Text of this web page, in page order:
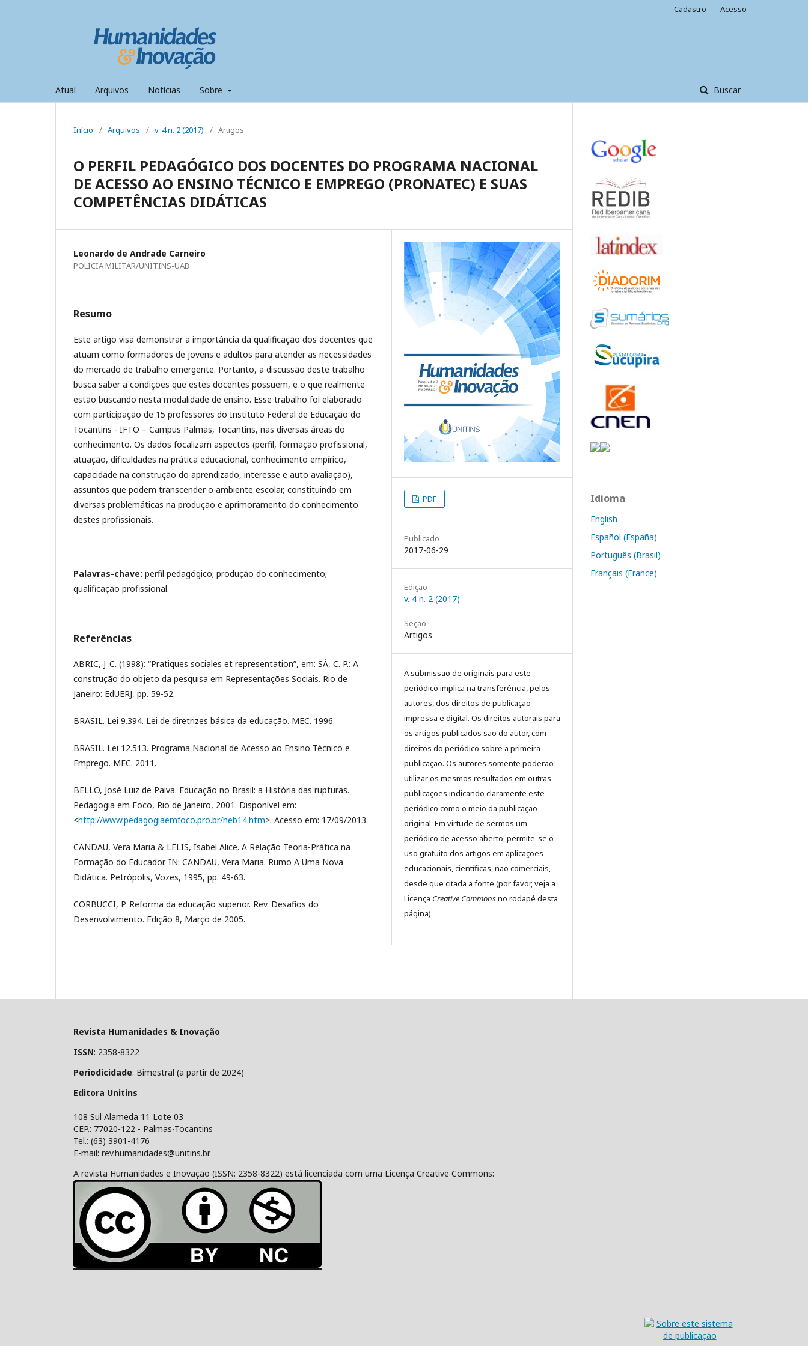
Atual Arquivos Notícias Sobre Buscar
Cadastro Acesso
Início / Arquivos / v. 4 n. 2 (2017) / Artigos
O PERFIL PEDAGÓGICO DOS DOCENTES DO PROGRAMA NACIONAL
DE ACESSO AO ENSINO TÉCNICO E EMPREGO (PRONATEC) E SUAS
COMPETÊNCIAS DIDÁTICAS
Leonardo de Andrade Carneiro
POLICIA MILITAR/UNITINS-UAB
Resumo
Este artigo visa demonstrar a importância da qualificação dos docentes que
atuam como formadores de jovens e adultos para atender as necessidades
do mercado de trabalho emergente. Portanto, a discussão deste trabalho
busca saber a condições que estes docentes possuem, e o que realmente
estão buscando nesta modalidade de ensino. Esse trabalho foi elaborado
com participação de 15 professores do Instituto Federal de Educação do
Tocantins - IFTO – Campus Palmas, Tocantins, nas diversas áreas do
conhecimento. Os dados focalizam aspectos (perfil, formação profissional,
atuação, dificuldades na prática educacional, conhecimento empírico,
capacidade na construção do aprendizado, interesse e auto avaliação),
assuntos que podem transcender o ambiente escolar, constituindo em
diversas problemáticas na produção e aprimoramento do conhecimento
destes profissionais.
Palavras-chave: perfil pedagógico; produção do conhecimento;
qualificação profissional.
Referências
ABRIC, J .C. (1998): “Pratiques sociales et representation”, em: SÁ, C. P.: A
construção do objeto da pesquisa em Representações Sociais. Rio de
Janeiro: EdUERJ, pp. 59-52.
BRASIL. Lei 9.394. Lei de diretrizes básica da educação. MEC. 1996.
BRASIL. Lei 12.513. Programa Nacional de Acesso ao Ensino Técnico e
Emprego. MEC. 2011.
BELLO, José Luiz de Paiva. Educação no Brasil: a História das rupturas.
Pedagogia em Foco, Rio de Janeiro, 2001. Disponível em:
<http://www.pedagogiaemfoco.pro.br/heb14.htm>. Acesso em: 17/09/2013.
CANDAU, Vera Maria & LELIS, Isabel Alice. A Relação Teoria-Prática na
Formação do Educador. IN: CANDAU, Vera Maria. Rumo A Uma Nova
Didática. Petrópolis, Vozes, 1995, pp. 49-63.
CORBUCCI, P. Reforma da educação superior. Rev. Desafios do
Desenvolvimento. Edição 8, Março de 2005.
PDF
Publicado
2017-06-29
Edição
v. 4 n. 2 (2017)
Seção
Artigos
A submissão de originais para este
periódico implica na transferência, pelos
autores, dos direitos de publicação
impressa e digital. Os direitos autorais para
os artigos publicados são do autor, com
direitos do periódico sobre a primeira
publicação. Os autores somente poderão
utilizar os mesmos resultados em outras
publicações indicando claramente este
periódico como o meio da publicação
original. Em virtude de sermos um
periódico de acesso aberto, permite-se o
uso gratuito dos artigos em aplicações
educacionais, científicas, não comerciais,
desde que citada a fonte (por favor, veja a
Licença Creative Commonsno rodapé desta
página).
Idioma
English
Español (España)
Português (Brasil)
Français (France)
Revista Humanidades & Inovação
ISSN: 2358-8322
Periodicidade: Bimestral (a partir de 2024)
Editora Unitins
108 Sul Alameda 11 Lote 03
CEP.: 77020-122 - Palmas-Tocantins
Tel.: (63) 3901-4176
E-mail: rev.humanidades@unitins.br
A revista Humanidades e Inovação (ISSN: 2358-8322) está licenciada com uma Licença Creative Commons: